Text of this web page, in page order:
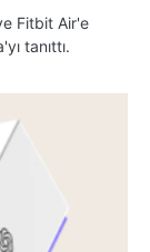
Fitbit Air'e
tanıttı.